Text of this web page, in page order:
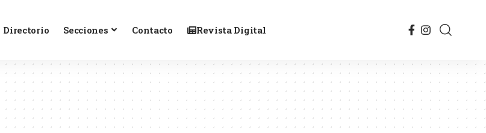
Directorio Secciones Contacto Revista Digital